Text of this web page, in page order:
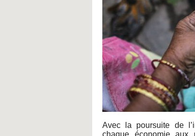
Avec la poursuite de
chaque économie aux